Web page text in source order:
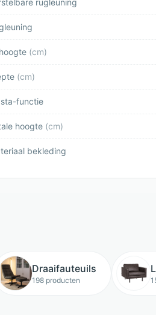
rugleuning
(cm)
(cm)
functie
hoogte (cm)
bekleding
Draaifauteuils
198 producten